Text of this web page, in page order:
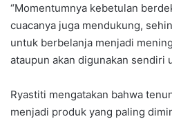
“Momentumnya kebetulan
cuacanya juga mendukung,
untuk berbelanja menjadi
ataupun akan digunakan sendiri
Ryastiti mengatakan bahwa
menjadi produk yang paling